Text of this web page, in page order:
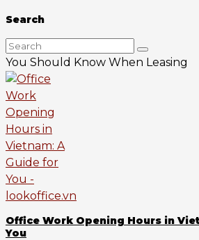
Search
You Should Know When Leasing
Office Work Opening Hours in
You